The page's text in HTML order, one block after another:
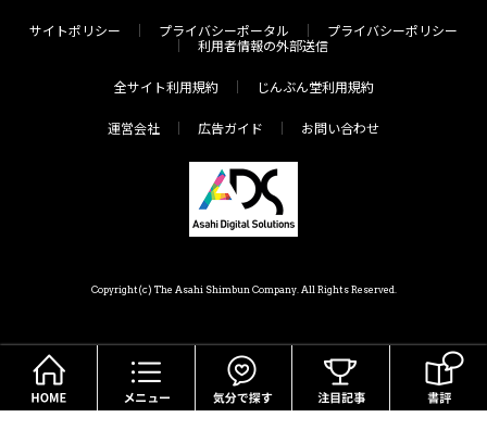
サイトポリシー プライバシーポータル
プライバシーポリシー
利用者情報の外部送信
全サイト利用規約 じんぶん堂利用規約
運営会社 広告ガイド お問い合わせ
Copyright(c) The Asahi Shimbun Company. All Rights Reserved.